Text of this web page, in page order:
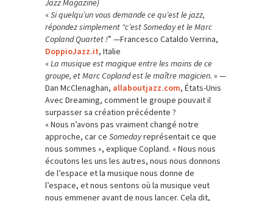
Jazz Magazine)
«Si quelqu’un vous demande ce qu’est le jazz,
répondez simplement “c’est Someday et le Marc
Copland Quartet !” —Francesco Cataldo Verrina,
DoppioJazz.it, Italie
«La musique est magique entre les mains de ce
groupe, et Marc Copland est le maître magicien. » —
Dan McClenaghan, allaboutjazz.com, États-Unis
Avec Dreaming, comment le groupe pouvait il
surpasser sa création précédente ?
« Nous n’avons pas vraiment changé notre
approche, car ce Somedayreprésentait ce que
nous sommes », explique Copland. « Nous nous
écoutons les uns les autres, nous nous donnons
de l’espace et la musique nous donne de
l’espace, et nous sentons où la musique veut
nous emmener avant de nous lancer. Cela dit,